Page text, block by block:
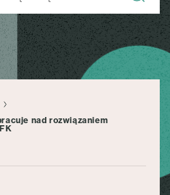
nad rozwiązaniem